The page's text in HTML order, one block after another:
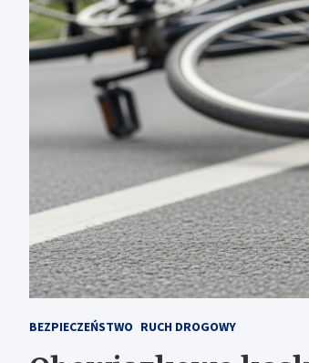
BEZPIECZEŃSTWO RUCH DROGOWY